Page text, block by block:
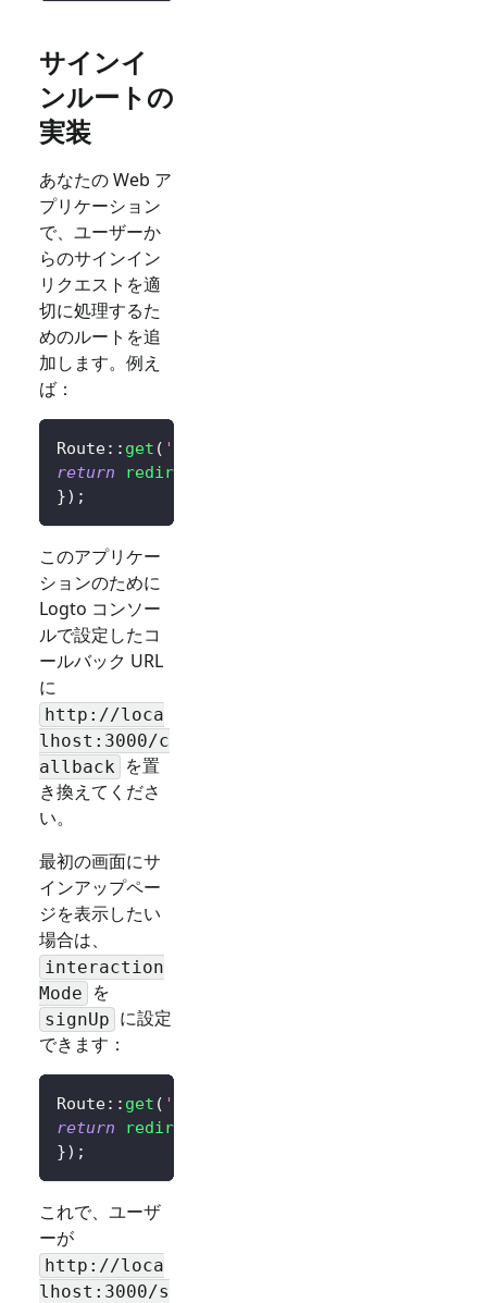
サインイ
ンルートの
実装
あなたの Web ア
プリケーション
で、ユーザーか
らのサインイン
リクエストを適
切に処理するた
めのルートを追
加します。例え
ば：
Route:: get ( '/sign-in'
return
redirect
}) ;
このアプリケー
ションのために
Logto コンソー
ルで設定したコ
ールバック URL
に
http://loca
lhost:3000/c
allback を置
き換えてくださ
い。
最初の画面にサ
インアップペー
ジを表示したい
場合は、
interaction
Mode
を
signUp に設定
できます：
Route:: get ( '/sign-in'
return
redirect
}) ;
これで、ユーザ
ーが
http://loca
lhost:3000/s